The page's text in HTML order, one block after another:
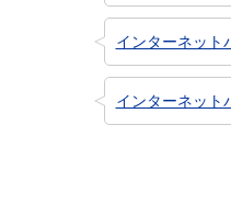
インターネット
インターネット